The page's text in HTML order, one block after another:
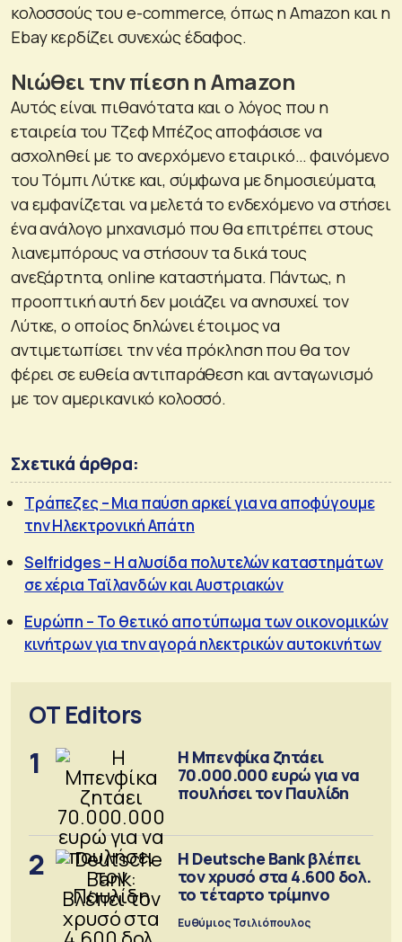
κολοσσούς του e-commerce, όπως η Amazon και η
Ebay κερδίζει συνεχώς έδαφος.
Νιώθει την πίεση η Amazon
Αυτός είναι πιθανότατα και ο λόγος που η
εταιρεία του Τζεφ Μπέζος αποφάσισε να
ασχοληθεί με το ανερχόμενο εταιρικό… φαινόμενο
του Τόμπι Λύτκε και, σύμφωνα με δημοσιεύματα,
να εμφανίζεται να μελετά το ενδεχόμενο να στήσει
ένα ανάλογο μηχανισμό που θα επιτρέπει στους
λιανεμπόρους να στήσουν τα δικά τους
ανεξάρτητα, online καταστήματα. Πάντως, η
προοπτική αυτή δεν μοιάζει να ανησυχεί τον
Λύτκε, ο οποίος δηλώνει έτοιμος να
αντιμετωπίσει την νέα πρόκληση που θα τον
φέρει σε ευθεία αντιπαράθεση και ανταγωνισμό
με τον αμερικανικό κολοσσό.
Σχετικά άρθρα:
Τράπεζες – Μια παύση αρκεί για να αποφύγουμε
την Ηλεκτρονική Απάτη
Selfridges – Η αλυσίδα πολυτελών καταστημάτων
σε χέρια Ταϊλανδών και Αυστριακών
Ευρώπη – Το θετικό αποτύπωμα των οικονομικών
κινήτρων για την αγορά ηλεκτρικών αυτοκινήτων
OT Editors
1
Η Μπενφίκα ζητάει
70.000.000 ευρώ για να
πουλήσει τον Παυλίδη
2
Η Deutsche Bank βλέπει
τον χρυσό στα 4.600 δολ.
το τέταρτο τρίμηνο
Ευθύμιος Τσιλιόπουλος